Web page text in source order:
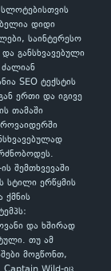
დიდი
საინტერესო
განსხვავებული
ძალიან
SEO ტექსტის
ერთი და იგივე
თამაში
შემთხვევაში
სტილი ერწყმის
ქმნის
და ხშირად
თუ ამ
მოგწონთ,